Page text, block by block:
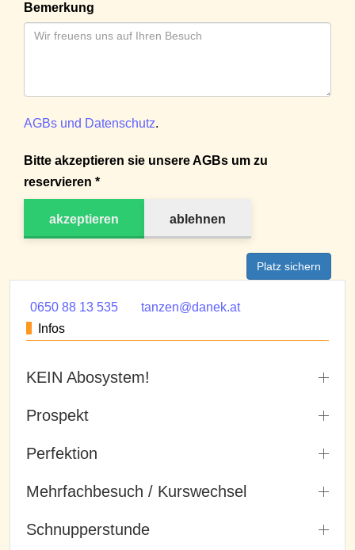
Bemerkung
AGBs und Datenschutz.
Bitte akzeptieren sie unsere AGBs um zu
reservieren *
akzeptieren ablehnen
Platz sichern
0650 88 13 535
tanzen@danek.at
Infos
KEIN Abosystem!
Prospekt
Perfektion
Mehrfachbesuch / Kurswechsel
Schnupperstunde